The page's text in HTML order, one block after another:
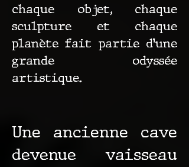
chaque objet, chaque
sculpture et chaque
planète fait partie d’une
grande odyssée
artistique.
Une ancienne cave
devenue vaisseau